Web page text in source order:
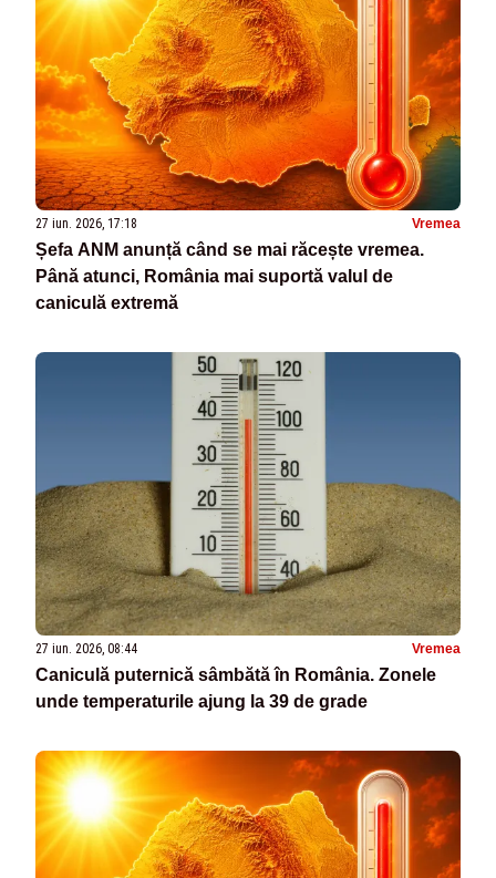
27 iun. 2026, 17:18 Vremea
Șefa ANM anunță când se mai răcește vremea.
Până atunci, România mai suportă valul de
caniculă extremă
27 iun. 2026, 08:44 Vremea
Caniculă puternică sâmbătă în România. Zonele
unde temperaturile ajung la 39 de grade